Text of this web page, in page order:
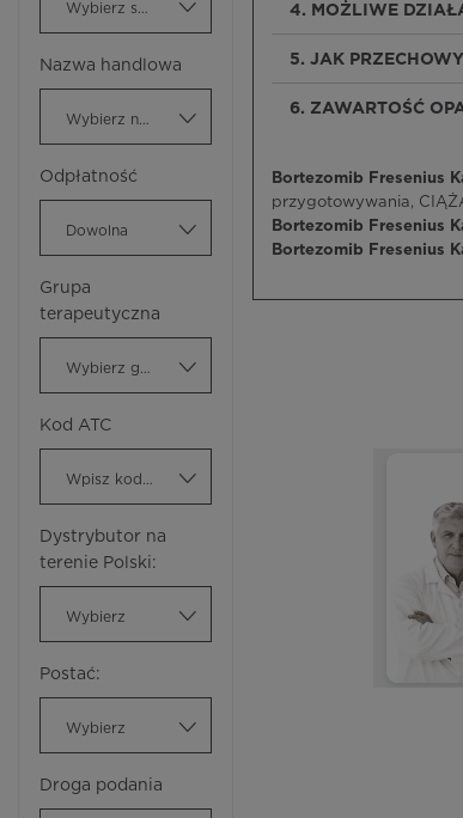
Nazwa handlowa
Odpłatność
Dowolna
Grupa
terapeutyczna
Kod ATC
Dystrybutor na
terenie Polski:
Wybierz
Postać:
Wybierz
Droga podania
4. MOŻLIWE
5. JAK
6. ZAWARTOŚĆ
Bortezomib Fresenius
przygotowywania,
Bortezomib Fresenius
Bortezomib Fresenius